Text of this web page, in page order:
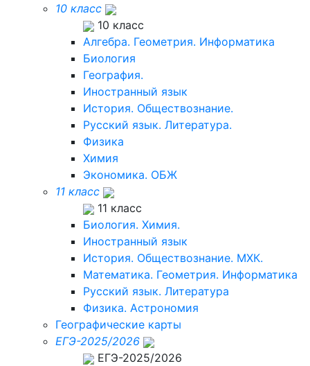
10 класс
10 класс
Алгебра. Геометрия. Информатика
Биология
География.
Иностранный язык
История. Обществознание.
Русский язык. Литература.
Физика
Химия
Экономика. ОБЖ
11 класс
11 класс
Биология. Химия.
Иностранный язык
История. Обществознание. МХК.
Математика. Геометрия. Информатика
Русский язык. Литература
Физика. Астрономия
Географические карты
ЕГЭ-2025/2026
ЕГЭ-2025/2026